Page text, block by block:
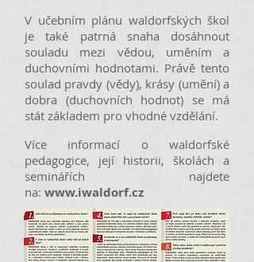
V učebním plánu waldorfských škol
je také patrná snaha dosáhnout
souladu mezi vědou, uměním a
duchovními hodnotami. Právě tento
soulad pravdy (vědy), krásy (umění) a
dobra (duchovních hodnot) se má
stát základem pro vhodné vzdělání.
Více informací o waldorfské
pedagogice, její historii, školách a
seminářích najdete
na: www.iwaldorf.cz